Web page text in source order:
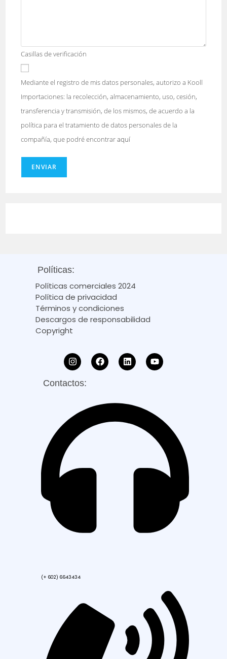
Casillas de verificación
Mediante el registro de mis datos personales, autorizo a Kooll
Importaciones: la recolección, almacenamiento, uso, cesión,
transferencia y transmisión, de los mismos, de acuerdo a la
política para el tratamiento de datos personales de la
compañía, que podré encontraraquí
ENVIAR
Políticas:
Políticas comerciales 2024
Política de privacidad
Términos y condiciones
Descargos de responsabilidad
Copyright
Contactos:
(+ 602) 6643434